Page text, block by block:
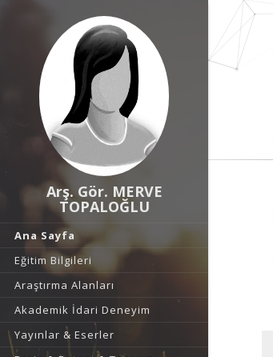
Arş. Gör. MERVE
TOPALOĞLU
Ana Sayfa
Eğitim Bilgileri
Araştırma Alanları
Akademik İdari Deneyim
Yayınlar & Eserler